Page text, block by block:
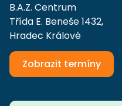
B.A.Z. Centrum
Třída E. Beneše 1432,
Hradec Králové
Zobrazit termíny